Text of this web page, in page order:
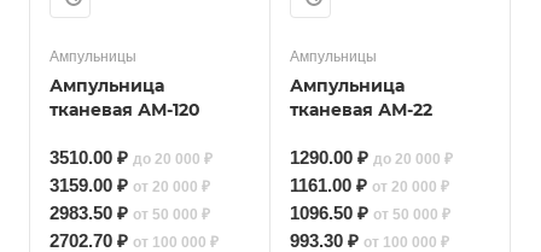
Ампульницы
Ампульница
тканевая АМ-120
3510.00 ₽ до 20 000 ₽
3159.00 ₽ от 20 000 ₽
2983.50 ₽ от 50 000 ₽
2702.70 ₽ от 100 000 ₽
Ампульницы
Ампульница
тканевая АМ-22
1290.00 ₽ до 20 000 ₽
1161.00 ₽ от 20 000 ₽
1096.50 ₽ от 50 000 ₽
993.30 ₽ от 100 000 ₽